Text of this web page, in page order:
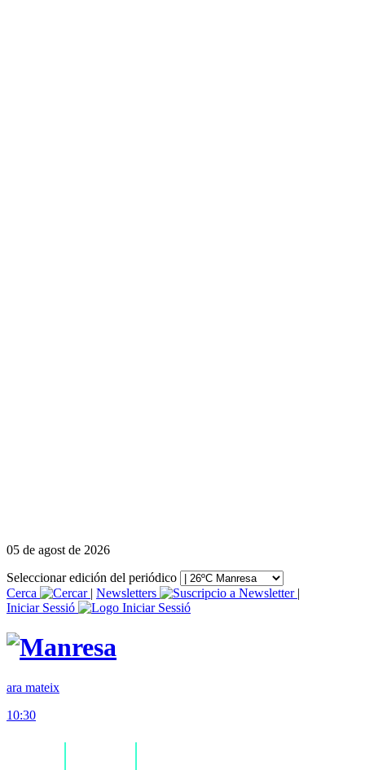
05 de agost de 2026
Seleccionar edición del periódico
Cerca
| Newsletters
|
Iniciar Sessió
ara mateix
10:30